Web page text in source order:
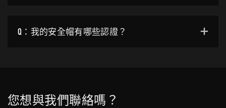
Q：我的安全帽有哪些認證？
您想與我們聯絡嗎？